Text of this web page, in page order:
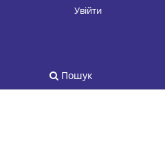
Пошук
Увійти